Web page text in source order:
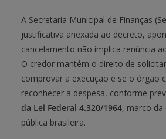
A Secretaria Municipal de Finanças
justificativa anexada ao decreto,
cancelamento não implica renúncia
O credor mantém o direito de
comprovar a execução e se o órgão
reconhecer a despesa, conforme
da Lei Federal 4.320/1964, marco da
pública brasileira.